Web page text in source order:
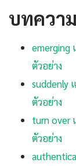
บทควา
emerging
ตัวอย่าง
suddenly
ตัวอย่าง
turn over
ตัวอย่าง